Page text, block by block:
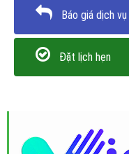
Báo giá dịch vụ
Đặt lịch hẹn